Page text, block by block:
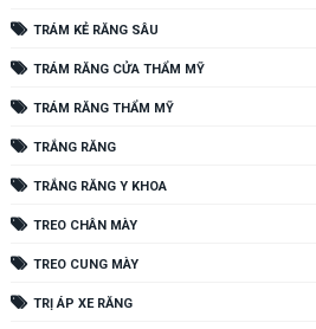
TRÁM KẺ RĂNG SÂU
TRÁM RĂNG CỬA THẨM MỸ
TRÁM RĂNG THẨM MỸ
TRẮNG RĂNG
TRẮNG RĂNG Y KHOA
TREO CHÂN MÀY
TREO CUNG MÀY
TRỊ ÁP XE RĂNG